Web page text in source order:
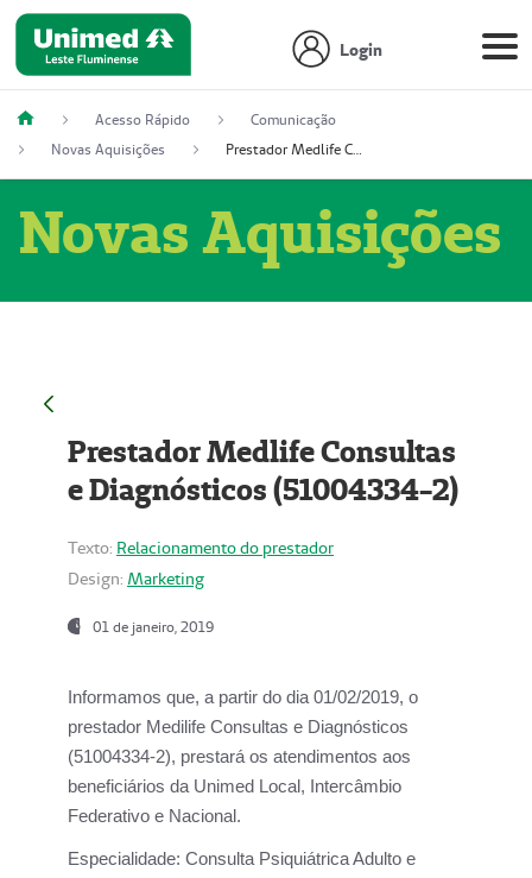
Login
Acesso Rápido
Comunicação
Novas Aquisições
Prestador Medlife Consultas e Diagnósticos (51004334-2)
Novas Aquisições
Prestador Medlife Consultas
e Diagnósticos (51004334-2)
Texto: Relacionamento do prestador
Design: Marketing
01 de janeiro, 2019
Informamos que, a partir do dia 01/02/2019, o
prestador Medilife Consultas e Diagnósticos
(51004334-2), prestará os atendimentos aos
beneficiários da Unimed Local, Intercâmbio
Federativo e Nacional.
Especialidade: Consulta Psiquiátrica Adulto e